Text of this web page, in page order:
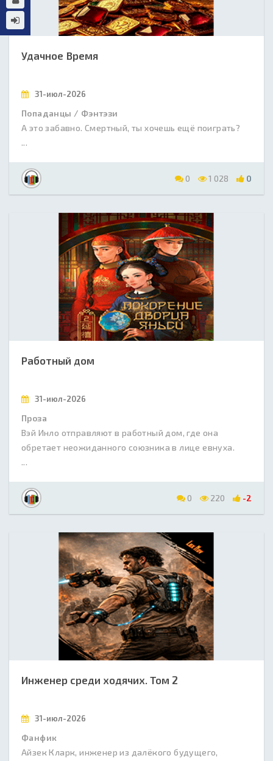
Удачное Время
31-июл-2026
Попаданцы / Фэнтэзи
А это забавно. Смертный, ты хочешь ещё поиграть?
...
0 1 028 0
Работный дом
31-июл-2026
Проза
Вэй Инло отправляют в работный дом, где она
обретает неожиданного союзника в лице евнуха.
...
0 220 -2
Инженер среди ходячих. Том 2
31-июл-2026
Фанфик
Айзек Кларк, инженер из далёкого будущего,